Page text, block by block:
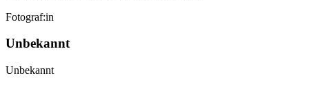
Fotograf:in
Unbekannt
Unbekannt